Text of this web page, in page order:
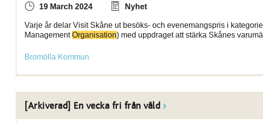
19 March 2024 Nyhet
Varje år delar Visit Skåne ut besöks- och evenemangspris i
ManagementOrganisation) med uppdraget att stärka Skånes
Bromölla Kommun
[Arkiverad] En vecka fri från våld